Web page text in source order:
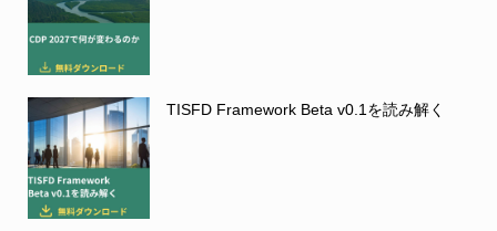
TISFD Framework Beta v0.1を読み解く